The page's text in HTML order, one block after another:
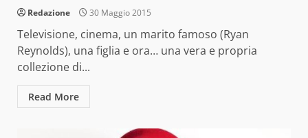
Redazione 30 Maggio 2015
Televisione, cinema, un marito famoso (Ryan
Reynolds), una figlia e ora… una vera e propria
collezione di...
Read More